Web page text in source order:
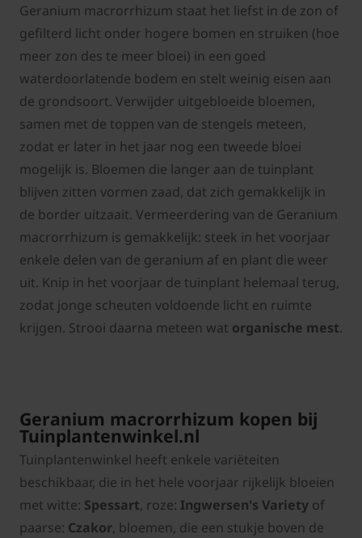
Geranium macrorrhizum staat het liefst in de zon of
gefilterd licht onder hogere bomen en struiken (hoe
meer zon des te meer bloei) in een goed
waterdoorlatende bodem en stelt weinig eisen aan
de grondsoort. Verwijder uitgebloeide bloemen,
samen met de toppen van de stengels meteen,
zodat er later in het jaar nog een tweede bloei
mogelijk is. Bloemen die langer aan de tuinplant
blijven zitten vormen zaad, dat zich gemakkelijk in
de border uitzaait. Vermeerdering van de Geranium
macrorrhizum is gemakkelijk: steek in het voorjaar
enkele delen van de geranium af en plant die weer
uit. Knip in het voorjaar de tuinplant helemaal terug,
zodat jonge scheuten voldoende licht en ruimte
krijgen. Strooi daarna meteen wat organische mest.
Geranium macrorrhizum kopen bij
Tuinplantenwinkel.nl
Tuinplantenwinkel heeft enkele variëteiten
beschikbaar, die in het hele voorjaar rijkelijk bloeien
met witte: Spessart, roze: Ingwersen's Variety of
paarse: Czakor, bloemen, die een stukje boven de